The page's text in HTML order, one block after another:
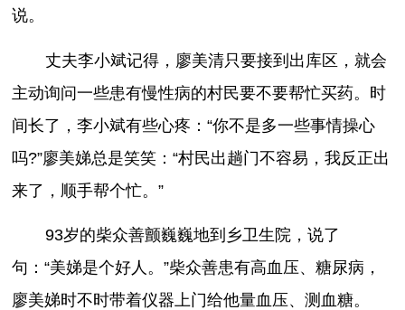
说。
丈夫李小斌记得，廖美清只要接到出库区，就会
主动询问一些患有慢性病的村民要不要帮忙买药。时
间长了，李小斌有些心疼：“你不是多一些事情操心
吗?”廖美娣总是笑笑：“村民出趟门不容易，我反正出
来了，顺手帮个忙。”
93岁的柴众善颤巍巍地到乡卫生院，说了
句：“美娣是个好人。”柴众善患有高血压、糖尿病，
廖美娣时不时带着仪器上门给他量血压、测血糖。